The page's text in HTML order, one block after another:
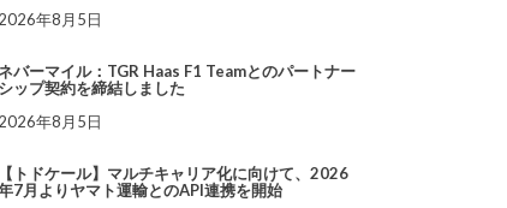
2026年8月5日
バーマイル：TGR Haas F1 Teamとのパートナー
シップ契約を締結しました
2026年8月5日
【トドケール】マルチキャリア化に向けて、2026
7月よりヤマト運輸とのAPI連携を開始